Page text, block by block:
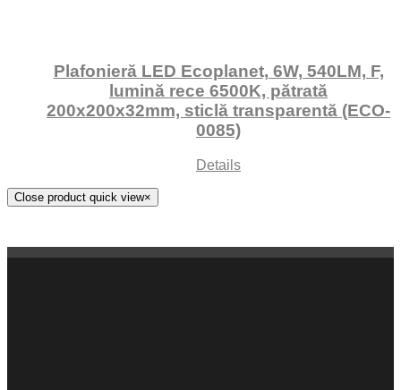
Plafonieră LED Ecoplanet, 6W, 540LM, F,
lumină rece 6500K, pătrată
200x200x32mm, sticlă transparentă (ECO-
0085)
Details
Close product quick view×